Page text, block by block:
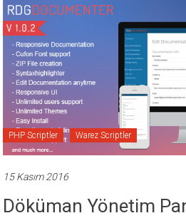
PHP Scriptler Warez Scriptler
15 Kasım 2016
Döküman Yönetim